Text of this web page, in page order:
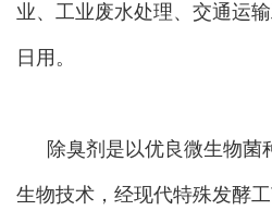
业、工业废水处理、交通运
日用。
除臭剂是以优良微生物菌
生物技术，经现代特殊发酵